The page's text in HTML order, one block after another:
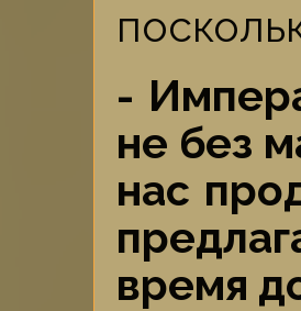
-
не без
нас
время